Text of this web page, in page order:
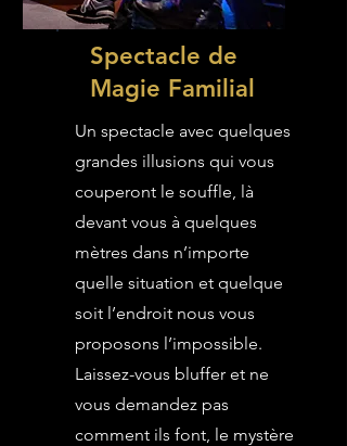
Spectacle de
Magie Familial
Un spectacle avec quelques
grandes illusions qui vous
couperont le souffle, là
devant vous à quelques
mètres dans n’importe
quelle situation et quelque
soit l’endroit nous vous
proposons l’impossible.
Laissez-vous bluffer et ne
vous demandez pas
comment ils font, le mystère